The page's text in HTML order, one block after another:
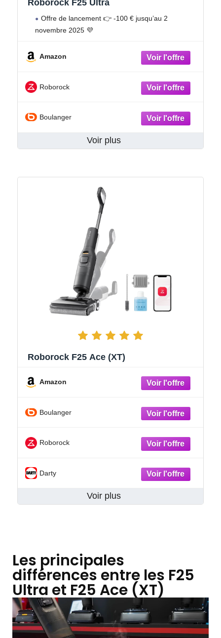
Roborock F25 Ultra
Offre de lancement 👉 -100 € jusqu’au 2
novembre 2025 💜
Amazon
Roborock
Boulanger
Voir plus
Roborock F25 Ace (XT)
Amazon
Boulanger
Roborock
Darty
Voir plus
Les principales
différences entre les F25
Ultra et F25 Ace (XT)